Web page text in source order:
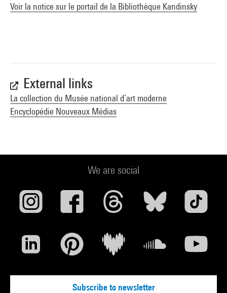
Voir la notice sur le portail de la Bibliothèque Kandinsky
External links
La collection du Musée national d’art moderne
Encyclopédie Nouveaux Médias
We are social
Subscribe to newsletter